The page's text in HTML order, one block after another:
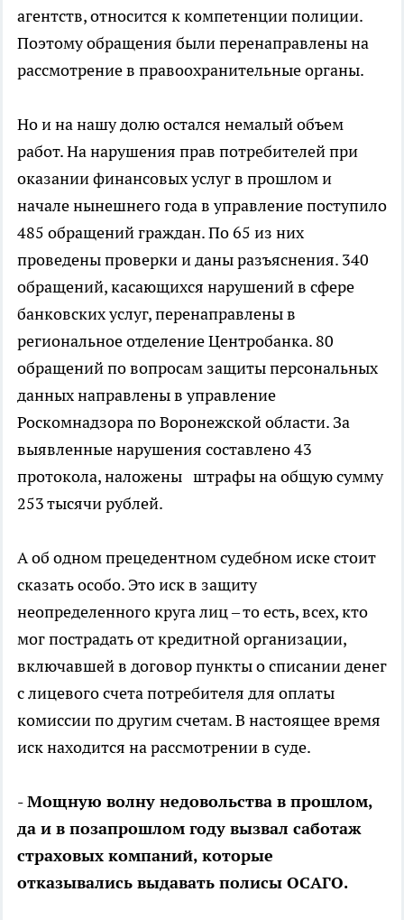
агентств, относится к компетенции полиции.
Поэтому обращения были перенаправлены на
рассмотрение в правоохранительные органы.
Но и на нашу долю остался немалый объем
работ. На нарушения прав потребителей при
оказании финансовых услуг в прошлом и
начале нынешнего года в управление поступило
485 обращений граждан. По 65 из них
проведены проверки и даны разъяснения. 340
обращений, касающихся нарушений в сфере
банковских услуг, перенаправлены в
региональное отделение Центробанка. 80
обращений по вопросам защиты персональных
данных направлены в управление
Роскомнадзора по Воронежской области. За
выявленные нарушения составлено 43
протокола, наложены штрафы на общую сумму
253 тысячи рублей.
А об одном прецедентном судебном иске стоит
сказать особо. Это иск в защиту
неопределенного круга лиц – то есть, всех, кто
мог пострадать от кредитной организации,
включавшей в договор пункты о списании денег
с лицевого счета потребителя для оплаты
комиссии по другим счетам. В настоящее время
иск находится на рассмотрении в суде.
- Мощную волну недовольства в прошлом,
да и в позапрошлом году вызвал саботаж
страховых компаний, которые
отказывались выдавать полисы ОСАГО.